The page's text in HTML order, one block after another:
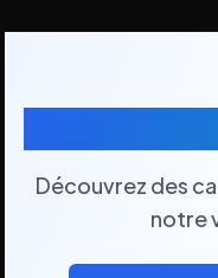
Découvrez des
notre